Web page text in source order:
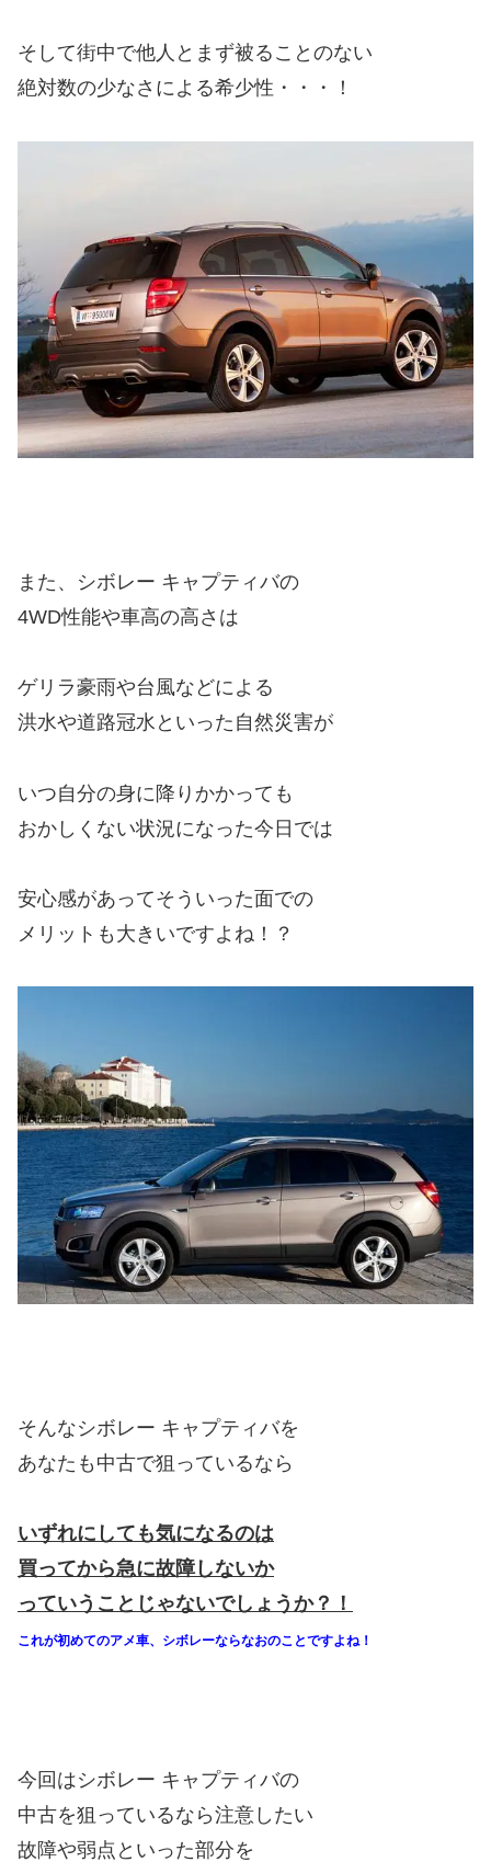
そして街中で他人とまず被ることのない
絶対数の少なさによる希少性・・・！
また、シボレー キャプティバの
4WD性能や車高の高さは
ゲリラ豪雨や台風などによる
洪水や道路冠水といった自然災害が
いつ自分の身に降りかかっても
おかしくない状況になった今日では
安心感があってそういった面での
メリットも大きいですよね！？
そんなシボレー キャプティバを
あなたも中古で狙っているなら
いずれにしても気になるのは
買ってから急に故障しないか
っていうことじゃないでしょうか？！
これが初めてのアメ車、シボレーならなおのことですよね！
今回はシボレー キャプティバの
中古を狙っているなら注意したい
故障や弱点といった部分を